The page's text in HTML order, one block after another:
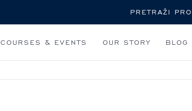
COURSES & EVENTS OUR STORY BLOG